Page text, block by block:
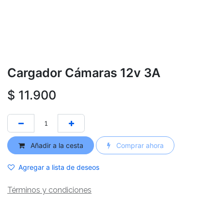
Cargador Cámaras 12v 3A
$ 11.900
Añadir a la cesta Comprar ahora
Agregar a lista de deseos
Términos y condiciones